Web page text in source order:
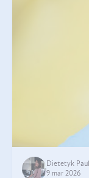
Dietetyk
9 mar 2026